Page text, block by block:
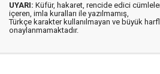
UYARI: Küfür, hakaret, rencide edici
içeren, imla kuralları ile yazılmamış,
Türkçe karakter kullanılmayan ve büyük
onaylanmamaktadır.